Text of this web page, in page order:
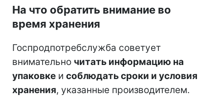
На что обратить внимание во
время хранения
Госпродпотребслужба советует
внимательно читать информацию на
упаковке и соблюдать сроки и условия
хранения, указанные производителем.